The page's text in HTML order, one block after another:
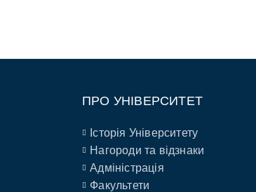
ПРО УНІВЕРСИТЕТ
Історія Університету
Нагороди та відзнаки
Адміністрація
Факультети